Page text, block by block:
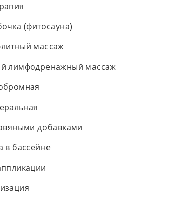
(фитосауна)
массаж
лимфодренажный массаж
добавками
в бассейне